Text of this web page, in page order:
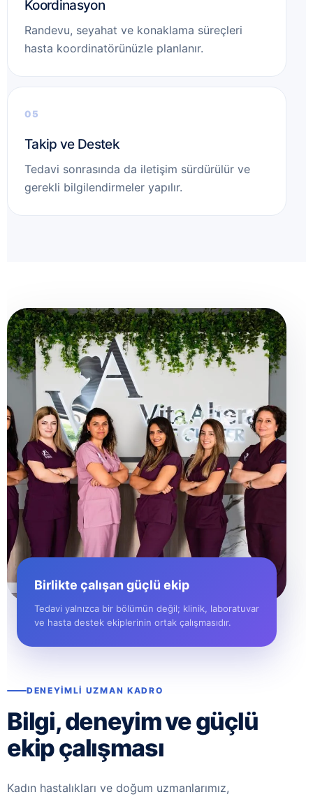
Koordinasyon
Randevu, seyahat ve konaklama süreçleri
hasta koordinatörünüzle planlanır.
Takip ve Destek
Tedavi sonrasında da iletişim sürdürülür ve
gerekli bilgilendirmeler yapılır.
Birlikte çalışan güçlü ekip
Tedavi yalnızca bir bölümün değil; klinik, laboratuvar
ve hasta destek ekiplerinin ortak çalışmasıdır.
DENEYIMLI UZMAN KADRO
Bilgi, deneyim ve güçlü
ekip çalışması
Kadın hastalıkları ve doğum uzmanlarımız,